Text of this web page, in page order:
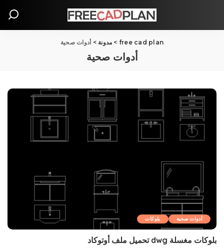
free cad plan
> مدونة > أدوات صحية
أدوات صحية
أدوات صحية بلوکات
بلوکات مغسلة dwg تحميل ملف أوتوكاد